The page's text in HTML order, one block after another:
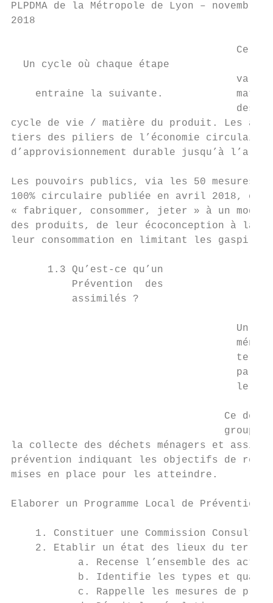
PLPDMA de la Métropole de Lyon – novembre
2018
Ce
  Un cycle où chaque étape
entraine la suivante.
des
cycle de vie / matière du produit. Les
tiers des piliers de l’économie circulaire
d’approvisionnement durable jusqu’à
Les pouvoirs publics, via les 50 mesures
100% circulaire publiée en avril 2018,
« fabriquer, consommer, jeter » à un
des produits, de leur écoconception à la
leur consommation en limitant les
1.3 Qu’est-ce qu’un
Prévention  des
          assimilés ?
Un
par
le
Ce
la collecte des déchets ménagers et
prévention indiquant les objectifs de
mises en place pour les atteindre.
Elaborer un Programme Local de
1. Constituer une Commission
2. Etablir un état des lieux du
a. Recense l’ensemble des
b. Identifie les types et
c. Rappelle les mesures de